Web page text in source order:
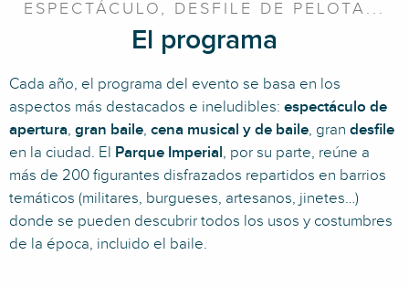
ESPECTÁCULO, DESFILE DE PELOTA...
El programa
Cada año, el programa del evento se basa en los
aspectos más destacados e ineludibles: espectáculo de
apertura, gran baile, cena musical y de baile, gran desfile
en la ciudad. El Parque Imperial, por su parte, reúne a
más de 200 figurantes disfrazados repartidos en barrios
temáticos (militares, burgueses, artesanos, jinetes…)
donde se pueden descubrir todos los usos y costumbres
de la época, incluido el baile.